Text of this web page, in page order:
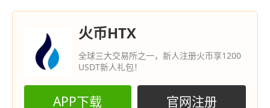
火币HTX
全球三大交易所之一，新人注册火币享1200
USDT新人礼包！
APP下载 官网注册